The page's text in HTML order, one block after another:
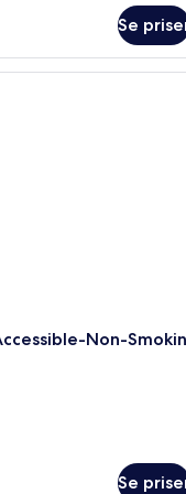
Se
Non-
Se